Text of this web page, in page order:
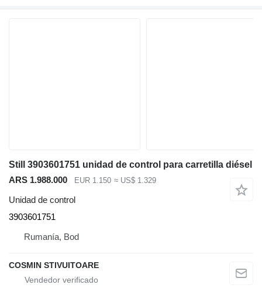
Still 3903601751 unidad de control para carretilla diésel
ARS 1.988.000
EUR 1.150 ≈ US$ 1.329
Unidad de control
3903601751
Rumanía, Bod
COSMIN STIVUITOARE